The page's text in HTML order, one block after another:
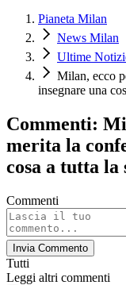
Pianeta Milan
News Milan
Ultime
Milan, ecco
insegnare una
Commenti:
merita la
cosa a tutta la
Commenti
Invia Commento
Tutti
Leggi altri commenti